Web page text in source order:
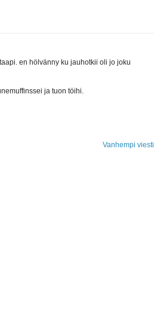
en hölvänny ku jauhotkii oli jo joku
ja tuon töihi.
Vanhempi viesti